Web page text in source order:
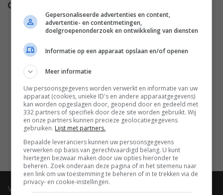
Cast
Andrew W. Walker,Daryl
Shuttleworth,Colleen Wheeler,
Anna Van Hooft
David Haydn-
Jones
Matty Finochio,
Kate Dion-
Richard,José Araujo,Laurie
Empey,Cortney Ewonus,
Winnie Cooper,Trent Pryor
Helen Sharp
video
Gepersonaliseerde advertenties en content,
advertentie- en contentmetingen,
doelgroepenonderzoek en ontwikkeling van diensten
Informatie op een apparaat opslaan en/of openen
Meer informatie
Uw persoonsgegevens worden verwerkt en informatie van uw
apparaat (cookies, unieke ID's en andere apparaatgegevens)
kan worden opgeslagen door, geopend door en gedeeld met
332 partners of specifiek door deze site worden gebruikt. Wij
en onze partners kunnen precieze geolocatiegegevens
gebruiken. Lijst met partners.
Bepaalde leveranciers kunnen uw persoonsgegevens
verwerken op basis van gerechtvaardigd belang. U kunt
hiertegen bezwaar maken door uw opties hieronder te
beheren. Zoek onderaan deze pagina of in het sitemenu naar
een link om uw toestemming te beheren of in te trekken via de
privacy- en cookie-instellingen.